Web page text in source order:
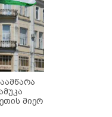
მიერ